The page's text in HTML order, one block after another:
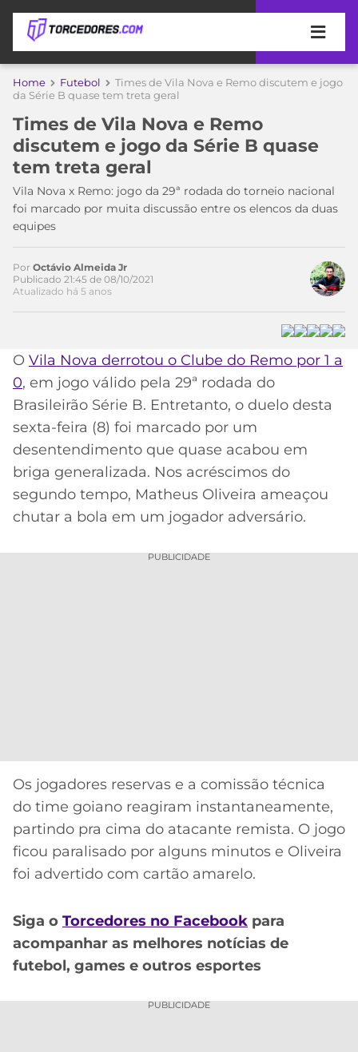
APOSTAS
DE
APOSTA
MELHORES
SITES
APOSTAS
2026
CÓDIGO
DE
INDICAÇÃO
BET365
CÓDIGO
BETANO
COPA
DO
MUNDO
TIMES
MEU
TIME
CORINTHIANS
SÃO
PAULO
SANTOS
ATLÉTICO
MG
CRUZEIRO
CAMPEONATOS
A
LIBERTADORES
COPA
BRASIL
PREMIER
MERCADO
DA
BOLA
PALPITES
Home Futebol
Times de Vila Nova e Remo discutem e jogo
da Série B quase tem treta geral
Times de Vila Nova e Remo
discutem e jogo da Série B quase
tem treta geral
Vila Nova x Remo: jogo da 29ª rodada do torneio nacional
foi marcado por muita discussão entre os elencos da duas
equipes
no Twitter
Por Octávio Almeida Jr
Publicado 21:45 de 08/10/2021
Atualizado há 5 anos
O Vila Nova derrotou o Clube do Remo por 1 a
0, em jogo válido pela 29ª rodada do
Brasileirão Série B. Entretanto, o duelo desta
sexta-feira (8) foi marcado por um
desentendimento que quase acabou em
briga generalizada. Nos acréscimos do
segundo tempo, Matheus Oliveira ameaçou
chutar a bola em um jogador adversário.
PUBLICIDADE
Os jogadores reservas e a comissão técnica
do time goiano reagiram instantaneamente,
partindo pra cima do atacante remista. O jogo
ficou paralisado por alguns minutos e Oliveira
foi advertido com cartão amarelo.
Siga o Torcedores no Facebook para
acompanhar as melhores notícias de
futebol, games e outros esportes
PUBLICIDADE